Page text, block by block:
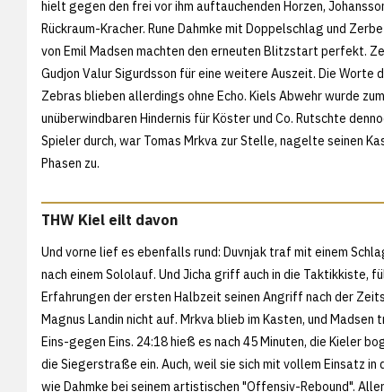
hielt gegen den frei vor ihm auftauchenden Horzen,
Rückraum-Kracher. Rune Dahmke mit Doppelschlag und
von Emil Madsen machten den erneuten Blitzstart perfekt.
Gudjon Valur Sigurdsson für eine weitere Auszeit. Die Worte
Zebras blieben allerdings ohne Echo. Kiels Abwehr wurde
unüberwindbaren Hindernis für Köster und Co. Rutschte
Spieler durch, war Tomas Mrkva zur Stelle, nagelte seinen
Phasen zu.
THW Kiel eilt davon
Und vorne lief es ebenfalls rund: Duvnjak traf mit einem
nach einem Sololauf. Und Jicha griff auch in die Taktikkiste,
Erfahrungen der ersten Halbzeit seinen Angriff nach der
Magnus Landin nicht auf. Mrkva blieb im Kasten, und Madsen
Eins-gegen Eins. 24:18 hieß es nach 45 Minuten, die Kieler
die Siegerstraße ein. Auch, weil sie sich mit vollem Einsatz in
wie Dahmke bei seinem artistischen "Offensiv-Rebound".